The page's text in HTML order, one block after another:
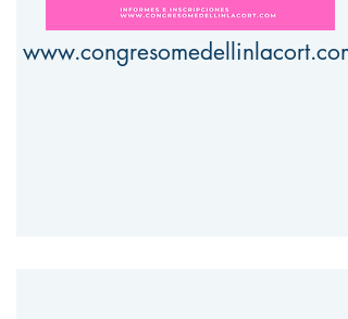
www.congresomedellinlacort.com